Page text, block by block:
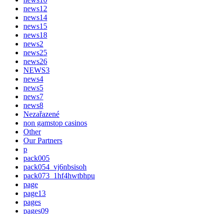
news12
news14
news15
news18
news2
news25
news26
NEWS3
news4
news5
news7
news8
Nezařazené
non gamstop casinos
Other
Our Partners
p
pack005
pack054_vj6nbsisoh
pack073_1hf4hwtbhpu
page
page13
pages
pages09